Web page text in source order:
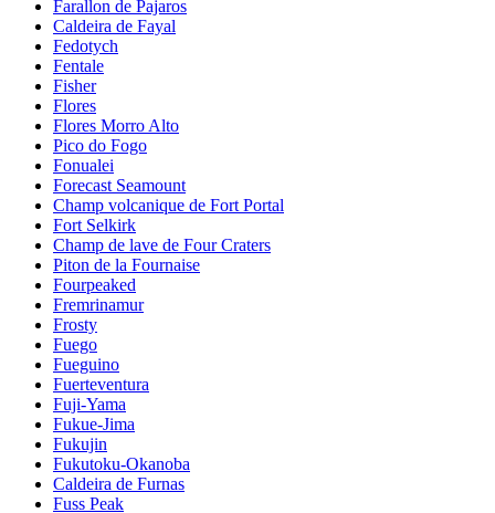
Farallon de Pajaros
Caldeira de Fayal
Fedotych
Fentale
Fisher
Flores
Flores Morro Alto
Pico do Fogo
Fonualei
Forecast Seamount
Champ volcanique de Fort Portal
Fort Selkirk
Champ de lave de Four Craters
Piton de la Fournaise
Fourpeaked
Fremrinamur
Frosty
Fuego
Fueguino
Fuerteventura
Fuji-Yama
Fukue-Jima
Fukujin
Fukutoku-Okanoba
Caldeira de Furnas
Fuss Peak